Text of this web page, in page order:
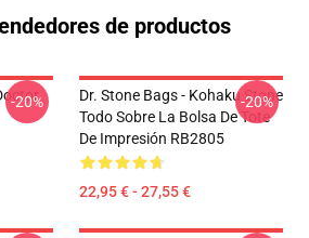
de productos
-20%
Dr. Stone Bags - Kohaku Stone
Todo Sobre La Bolsa De Tote
De Impresión RB2805
22,95 € - 27,55 €
-20%